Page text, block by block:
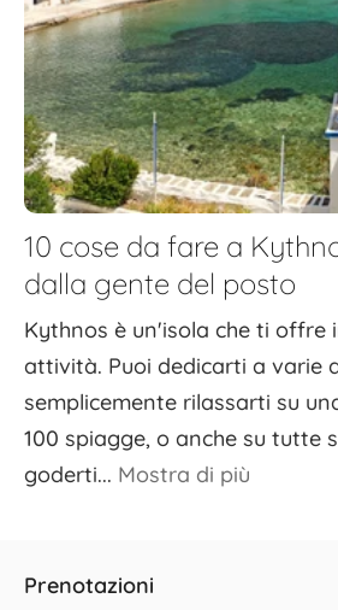
10 cose da fare a
dalla gente del posto
Kythnos è un'isola che ti offre
attività. Puoi dedicarti a varie
semplicemente rilassarti su
100 spiagge, o anche su tutte
goderti... Mostra di più
Prenotazioni